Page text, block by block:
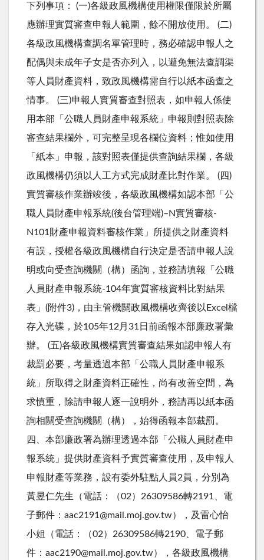
下列事項： (一)各級政風機構使用權限僅限於所屬
應辦理實質審查申報人範圍，餘不開放使用。 (二)
各級政風機構查調名單管理時，務必確認申報人之
配偶與未成年子女是否亦列入，以避免無法查調渠
等人員財產資料，致政風機構需自行以紙本函查之
情事。 (三)申報人實質審查對照表，如申報人係使
用本部「公職人員財產申報系統」申報則對照表除
審查結果欄外，可完整呈現各欄位資料；惟如使用
「紙本」申報，該對照表僅提供查詢結果欄，各級
政風機構仍須以人工方式完成財產比對作業。 (四)
實質審核作業辦竣後，各級政風機構如認本部「公
職人員財產申報系統(後台管理端)–N實質審核-
N101財產申報資料審核作業」所提供之財產資料
有誤，授權各級政風機構自行決定是否請申報人說
明或向受查詢機關（構）函詢，並務請填報「公職
人員財產申報系統-104年實質審核資料比對結果
表」(附件3)，由主管機關政風機構收齊後以Excel檔
存入光碟，於105年12月31日前函報本部廉政署彙
辦。 (五)各級政風機構實質審查結果如認申報人有
裁罰必要，考量透過本部「公職人員財產申報系
統」所取得之財產資料正確性，尚有改善空間，為
求慎重，除請申報人逐一說明外，務請再以紙本函
詢相關受查詢機關（構），始得函報本部裁罰。
四、本部廉政署為辦理透過本部「公職人員財產申
報系統」提供財產資料予實質審查使用，及申報人
申報財產等業務，設有委外駐點人員2員，分別為
黃昱仁先生（電話：（02）26309586轉2191、電
子郵件：aac2191@mail.moj.gov.tw），及雷心怡
小姐（電話：（02）26309586轉2190、電子郵
件：aac2190@mail.moj.gov.tw），各級政風機構